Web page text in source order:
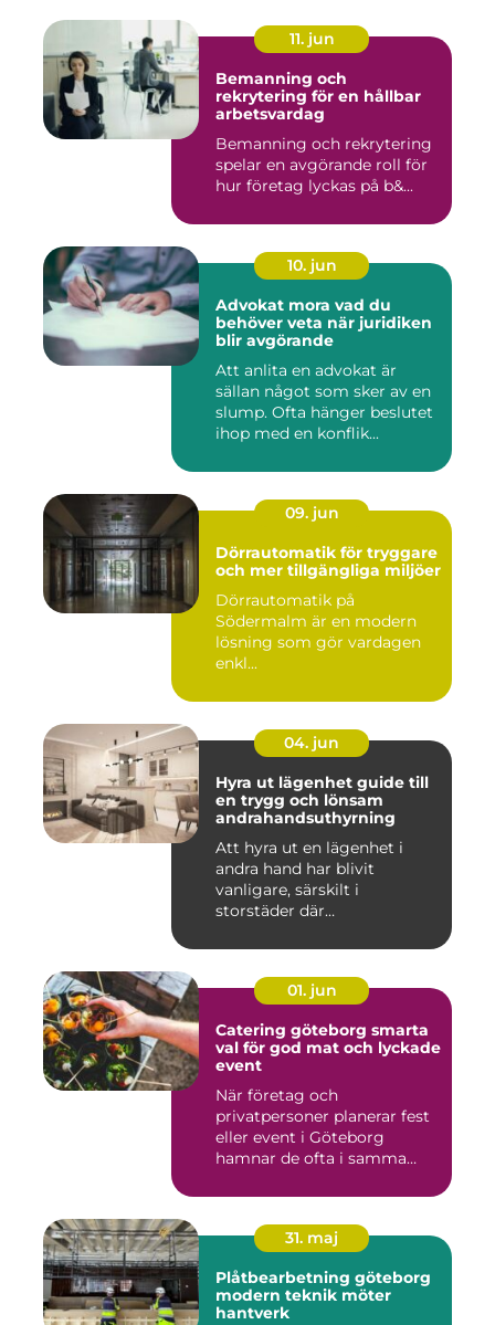
11. jun
Bemanning och
rekrytering för en hållbar
arbetsvardag
Bemanning och rekrytering
spelar en avgörande roll för
hur företag lyckas på b&...
10. jun
Advokat mora vad du
behöver veta när juridiken
blir avgörande
Att anlita en advokat är
sällan något som sker av en
slump. Ofta hänger beslutet
ihop med en konflik...
09. jun
Dörrautomatik för tryggare
och mer tillgängliga miljöer
Dörrautomatik på
Södermalm är en modern
lösning som gör vardagen
enkl...
04. jun
Hyra ut lägenhet guide till
en trygg och lönsam
andrahandsuthyrning
Att hyra ut en lägenhet i
andra hand har blivit
vanligare, särskilt i
storstäder där
01. jun
Catering göteborg smarta
val för god mat och lyckade
event
När företag och
privatpersoner planerar fest
eller event i Göteborg
hamnar de ofta i samma
31. maj
Plåtbearbetning göteborg
modern teknik möter
hantverk